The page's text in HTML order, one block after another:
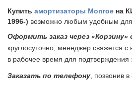
Купить амортизаторы Monroe на
1996-) возможно любым удобным
Оформить заказ через «Корзину»
круглосуточно, менеджер свяжется
в рабочее время для подтверждения
Заказать по телефону , позвонив